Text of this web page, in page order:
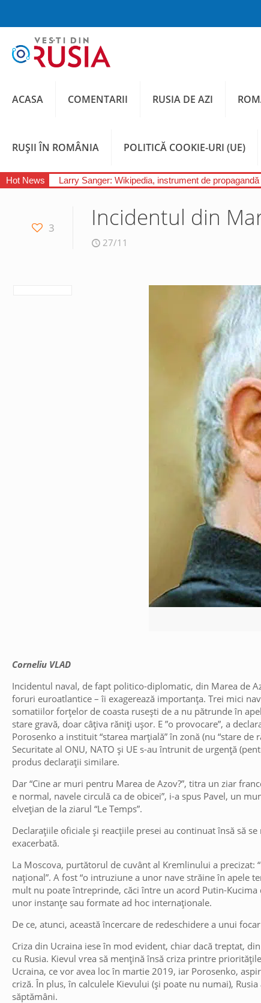
ACASA COMENTARII RUSIA DE AZI
RUȘII ÎN ROMÂNIA POLITICĂ COOKIE-URI (UE)
Hot News Larry Sanger: Wikipedia, instrument de
3 Incidentul din
27/11
Corneliu VLAD
Incidentul naval, de fapt politico-diplomatic, din Marea de
foruri euroatlantice – îi exagerează importanța. Trei mici
somatiilor forțelor de coasta rusești de a nu pătrunde în
stare gravă, doar câțiva răniți ușor. E ”o provocare”, a
Porosenko a instituit “starea marțială” în zonă (nu “stare
Securitate al ONU, NATO și UE s-au întrunit de urgență
produs declarații similare.
Dar “Cine ar muri pentru Marea de Azov?”, titra un ziar
e normal, navele circulă ca de obicei”, i-a spus Pavel, un
elvețian de la ziarul “Le Temps”.
Declarațiile oficiale și reacțiile presei au continuat însă să
exacerbată.
La Moscova, purtătorul de cuvânt al Kremlinului a
național”. A fost “o intruziune a unor nave străine în apele
mult nu poate întreprinde, căci între un acord Putin-
unor instanțe sau formate ad hoc internaționale.
De ce, atunci, această încercare de redeschidere a unui
Criza din Ucraina iese în mod evident, chiar dacă treptat,
cu Rusia. Kievul vrea să mențină însă criza printre
Ucraina, ce vor avea loc în martie 2019, iar Porosenko,
criză. În plus, în calculele Kievului (și poate nu numai),
săptămâni.